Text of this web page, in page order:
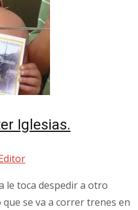
Iglesias.
le toca despedir a otro
se va a correr trenes en